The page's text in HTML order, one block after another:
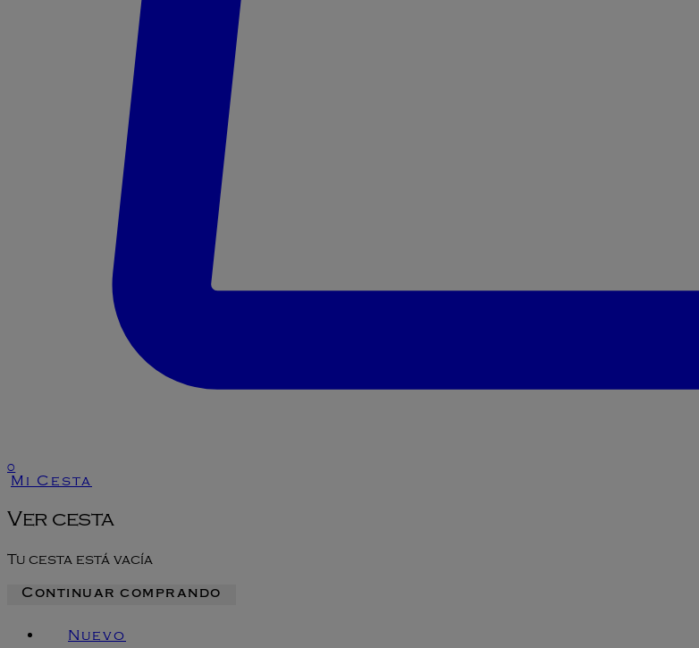
0
Mi Cesta
Ver cesta
Tu cesta está vacía
Continuar comprando
Nuevo